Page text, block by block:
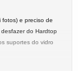
fotos) e preciso de
do Hardtop
suportes do vidro